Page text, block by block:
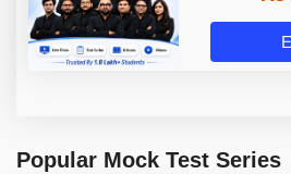
Popular Mock Test Series